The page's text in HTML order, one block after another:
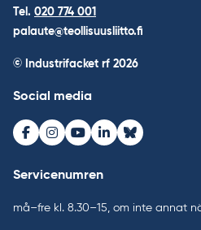
Tel. 020 774 001
palaute@teollisuusliitto.fi
© Industrifacket rf 2026
Social media
Facebook
Instagram
Youtube
LinkedInBluesky
Servicenumren
må–fre kl. 8.30–15, om inte annat